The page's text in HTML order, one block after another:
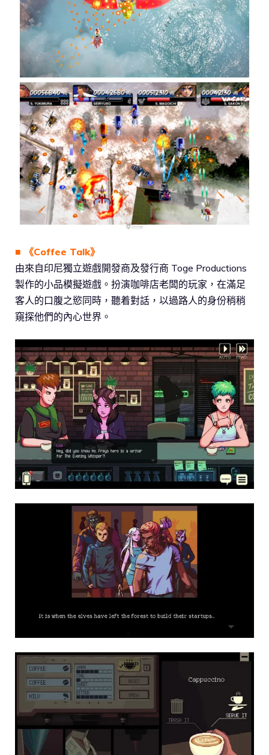
■ 《Coffee Talk》
由來自印尼獨立遊戲開發商及發行商 Toge Productions
製作的小品模擬遊戲。扮演咖啡店老闆的玩家，在滿足
客人的口腹之慾同時，聽着對話，以過路人的身份稍稍
窺探他們的內心世界。